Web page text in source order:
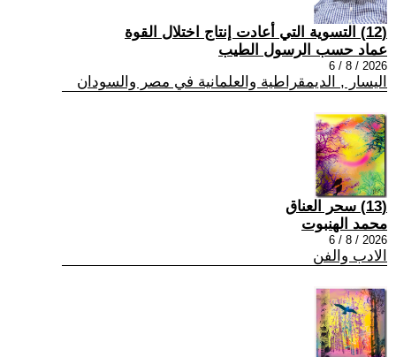
(12) التسوية التي أعادت إنتاج اختلال القوة
عماد حسب الرسول الطيب
2026 / 8 / 6
اليسار , الديمقراطية والعلمانية في مصر والسودان
(13) سحر العناق
محمد الهنبوت
2026 / 8 / 6
الادب والفن